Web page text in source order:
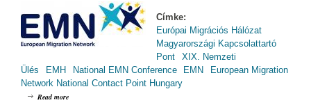
Címke:
Európai Migrációs Hálózat
Magyarországi Kapcsolattartó
Pont
XIX. Nemzeti
Ülés
EMH National EMN Conference EMN
European Migration
Network National Contact Point Hungary
Read more